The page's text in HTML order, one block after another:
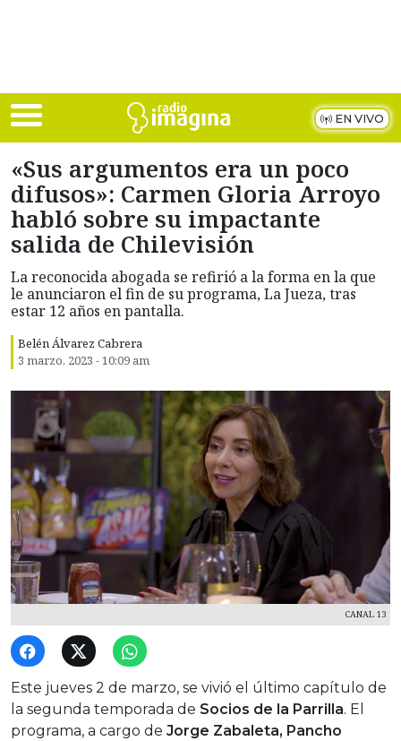
EN VIVO
«Sus argumentos era un poco
difusos»: Carmen Gloria Arroyo
habló sobre su impactante
salida de Chilevisión
La reconocida abogada se refirió a la forma en la que
le anunciaron el fin de su programa, La Jueza, tras
estar 12 años en pantalla.
Belén Álvarez Cabrera
3 marzo, 2023 - 10:09 am
CANAL 13
Este jueves 2 de marzo, se vivió el último capítulo de
la segunda temporada de Socios de la Parrilla. El
programa, a cargo de Jorge Zabaleta, Pancho